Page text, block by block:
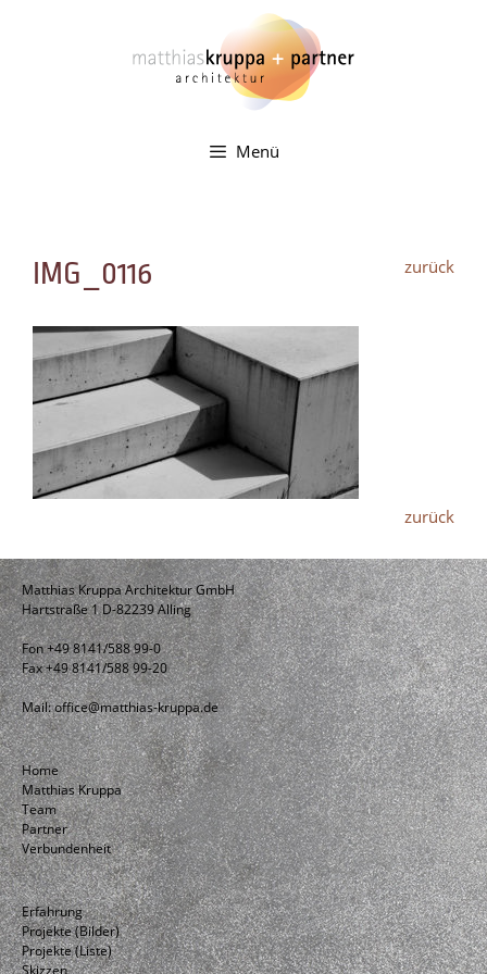
Menü
zurück
IMG_0116
zurück
Matthias Kruppa Architektur GmbH
Hartstraße 1 D-82239 Alling
Fon +49 8141/588 99-0
Fax +49 8141/588 99-20
Mail:office@matthias-kruppa.de
Home
Matthias Kruppa
Team
Partner
Verbundenheit
Erfahrung
Projekte (Bilder)
Projekte (Liste)